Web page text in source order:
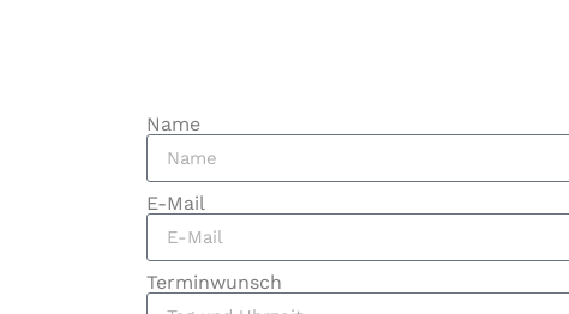
Name
E-Mail
Terminwunsch